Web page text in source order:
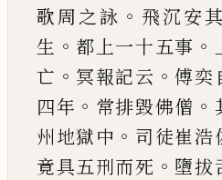
歌周之詠 。 飛沉安
生 。 都上一十五事 。
亡 。 冥報記云 。傅奕
四年 。 常排毀佛僧 。
州地獄中 。 司徒崔浩
竟具五刑而死 。 墮拔